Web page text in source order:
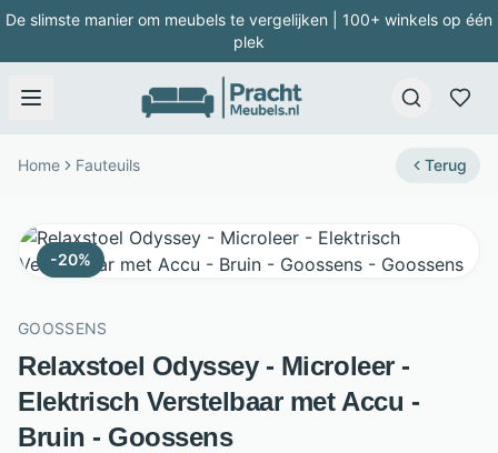
De slimste manier om meubels te vergelijken | 100+ winkels op één
plek
Home Fauteuils Terug
-20%
GOOSSENS
Relaxstoel Odyssey - Microleer -
Elektrisch Verstelbaar met Accu -
Bruin - Goossens